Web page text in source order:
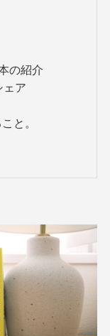
の紹介
ェア
と。